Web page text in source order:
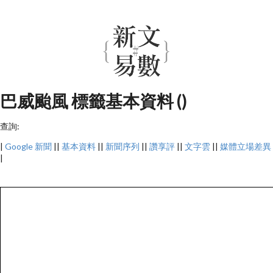
巴威颱風 標籤基本資料 ()
查詢:
| Google 新聞 || 基本資料 || 新聞序列 || 讚享評 || 文字雲 || 媒體立場差異
|